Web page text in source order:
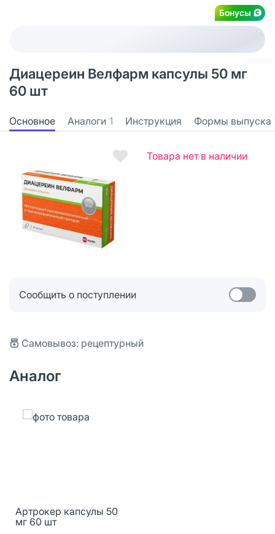
Бонусы
Диацереин Велфарм капсулы 50 мг
60 шт
Основное Аналоги 1 Инструкция Формы выпуска
Товара нет в наличии
Сообщить о поступлении
Самовывоз: рецептурный
Аналог
Артрокер капсулы 50
мг 60 шт